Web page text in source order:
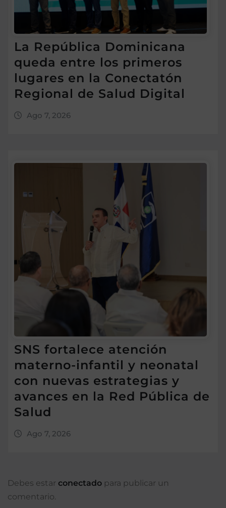
La República Dominicana
queda entre los primeros
lugares en la Conectatón
Regional de Salud Digital
Ago 7, 2026
SNS fortalece atención
materno-infantil y neonatal
con nuevas estrategias y
avances en la Red Pública de
Salud
Ago 7, 2026
Debes estar conectado para publicar un
comentario.